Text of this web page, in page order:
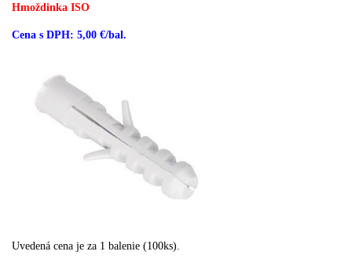
Hmoždinka ISO
Cena s DPH: 5,00 €/bal.
Uvedená cena je za 1 balenie (100ks).